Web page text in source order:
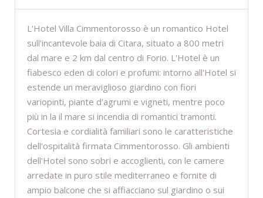
L'Hotel Villa Cimmentorosso è un romantico Hotel
sull'incantevole baia di Citara, situato a 800 metri
dal mare e 2 km dal centro di Forio. L'Hotel è un
fiabesco eden di colori e profumi: intorno all'Hotel si
estende un meraviglioso giardino con fiori
variopinti, piante d'agrumi e vigneti, mentre poco
più in la il mare si incendia di romantici tramonti.
Cortesia e cordialità familiari sono le caratteristiche
dell'ospitalità firmata Cimmentorosso. Gli ambienti
dell'Hotel sono sobri e accoglienti, con le camere
arredate in puro stile mediterraneo e fornite di
ampio balcone che si affiacciano sul giardino o sui